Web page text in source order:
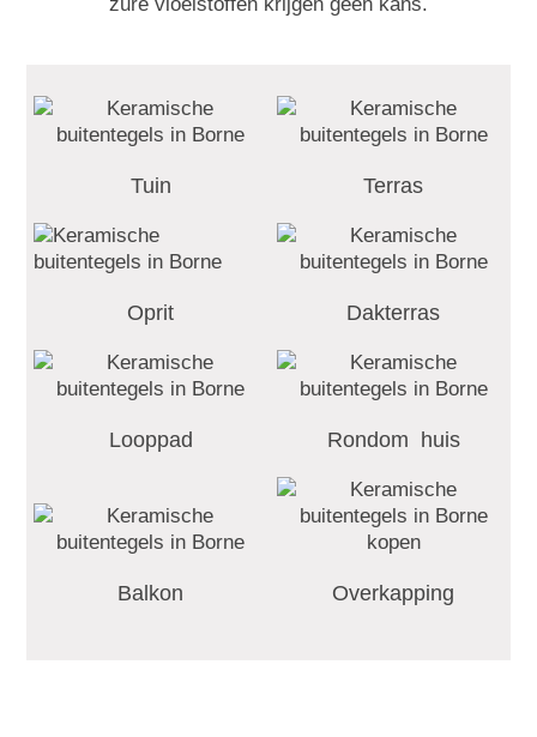
Tuin Terras
Oprit Dakterras
Looppad Rondom huis
Balkon Overkapping